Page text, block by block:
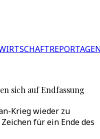
sich auf Endfassung
Krieg wieder zu
für ein Ende des